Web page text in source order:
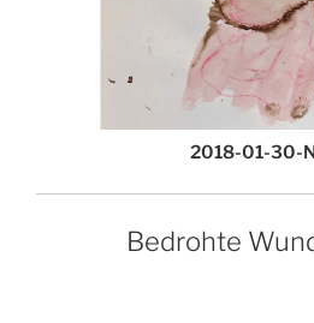
2018-01-30-
Bedrohte